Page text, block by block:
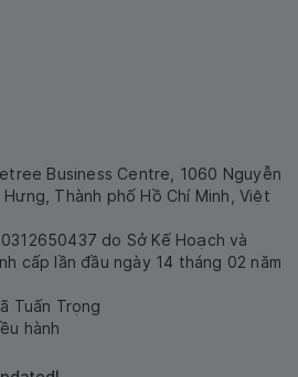
Business Centre, 1060 Nguyễn
Hưng, Thành phố Hồ Chí Minh, Việt
do Sở Kế Hoạch và
cấp lần đầu ngày 14 tháng 02 năm
Tuấn Trọng
hành